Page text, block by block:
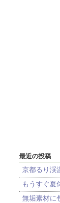
最近の投稿
京都るり渓
もうすぐ夏
無垢素材に